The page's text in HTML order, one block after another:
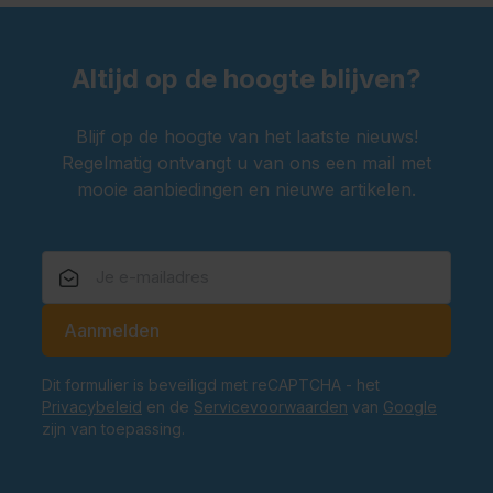
Onze dirndls zijn voorzien van een sexy buste en
pofmouwtjes, lintjes in de taille en hebben soms een
Oktoberfest uitstraling.
van polyester en soms van katoen.
In welke lengtes zijn de dirndls beschikbaar?
Onze dirndls zijn verkrijgbaar in verschillende lengtes:
sexy kort, stijlvol middellang en lang. Er is voor ieder
wat wils.
Altijd op de hoogte blijven?
Blijf op de hoogte van het laatste nieuws!
Regelmatig ontvangt u van ons een mail met
mooie aanbiedingen en nieuwe artikelen.
Aanmelden
Dit formulier is beveiligd met reCAPTCHA - het
Privacybeleid en de Servicevoorwaarden van Google
zijn van toepassing.